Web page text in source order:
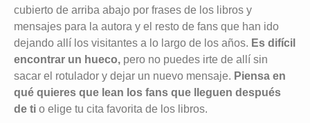
cubierto de arriba abajo por frases de los libros y
mensajes para la autora y el resto de fans que han ido
dejando allí los visitantes a lo largo de los años. Es difícil
encontrar un hueco, pero no puedes irte de allí sin
sacar el rotulador y dejar un nuevo mensaje. Piensa en
qué quieres que lean los fans que lleguen después
de ti o elige tu cita favorita de los libros.